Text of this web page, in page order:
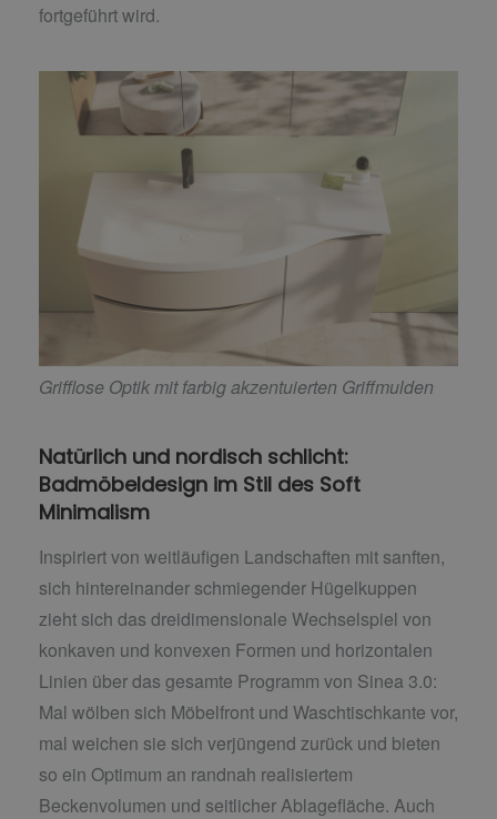
fortgeführt wird.
Grifflose Optik mit farbig akzentuierten Griffmulden
Natürlich und nordisch schlicht:
Badmöbeldesign im Stil des Soft
Minimalism
Inspiriert von weitläufigen Landschaften mit sanften,
sich hintereinander schmiegender Hügelkuppen
zieht sich das dreidimensionale Wechselspiel von
konkaven und konvexen Formen und horizontalen
Linien über das gesamte Programm von Sinea 3.0:
Mal wölben sich Möbelfront und Waschtischkante vor,
mal weichen sie sich verjüngend zurück und bieten
so ein Optimum an randnah realisiertem
Beckenvolumen und seitlicher Ablagefläche. Auch